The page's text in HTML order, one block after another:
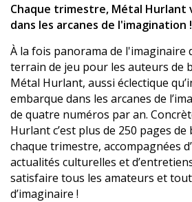
Chaque trimestre, Métal Hurlant
dans les arcanes de l'imagination !
À la fois panorama de
terrain de jeu pour les auteurs de
Métal Hurlant, aussi éclectique
embarque dans les arcanes de
de quatre numéros par an.
Hurlant c’est plus de 250 pages de
chaque trimestre, accompagnées
actualités culturelles et
satisfaire tous les amateurs et
d’imaginaire !